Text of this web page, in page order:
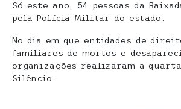
Só este ano, 54 pessoas da
pela Polícia Militar do estado.
No dia em que entidades de
familiares de mortos e
organizações realizaram a quarta
Silêncio.